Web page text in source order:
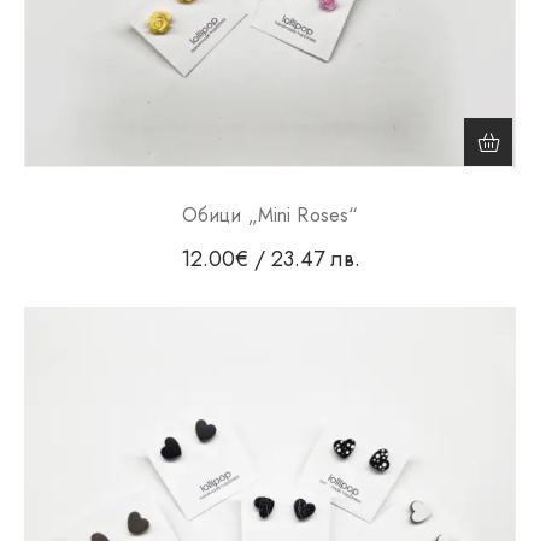
Обици „Mini Roses“
12.00€ / 23.47 лв.